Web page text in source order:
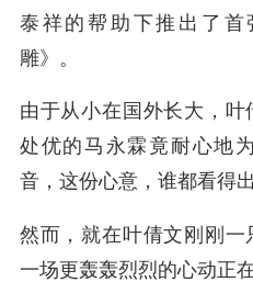
泰祥的帮助下推出了
雕》。
由于从小在国外长大，
处优的马永霖竟耐心地
音，这份心意，谁都看得
然而，就在叶倩文刚刚一
一场更轰轰烈烈的心动正